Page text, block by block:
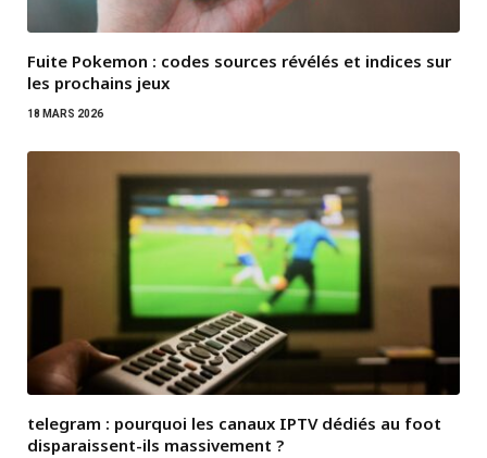
Fuite Pokemon : codes sources révélés et indices sur
les prochains jeux
18 MARS 2026
telegram : pourquoi les canaux IPTV dédiés au foot
disparaissent-ils massivement ?